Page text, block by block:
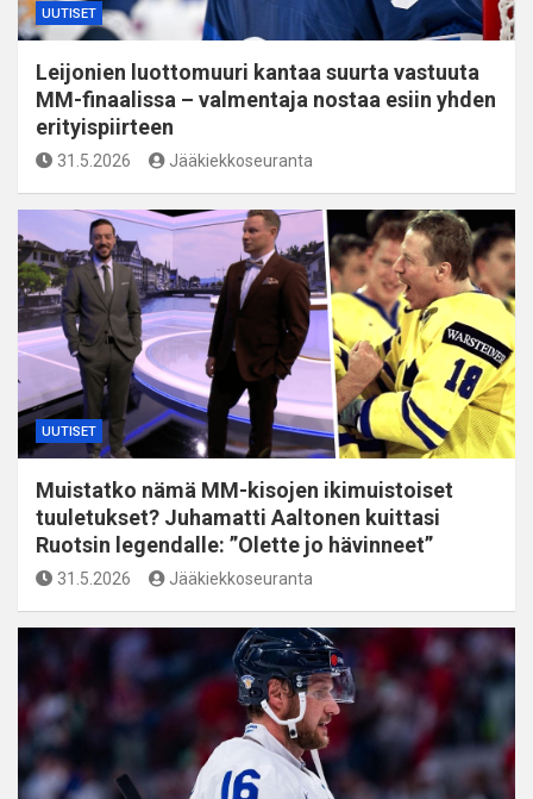
UUTISET
Leijonien luottomuuri kantaa suurta vastuuta
MM-finaalissa – valmentaja nostaa esiin yhden
erityispiirteen
31.5.2026 Jääkiekkoseuranta
UUTISET
Muistatko nämä MM-kisojen ikimuistoiset
tuuletukset? Juhamatti Aaltonen kuittasi
Ruotsin legendalle: ”Olette jo hävinneet”
31.5.2026 Jääkiekkoseuranta